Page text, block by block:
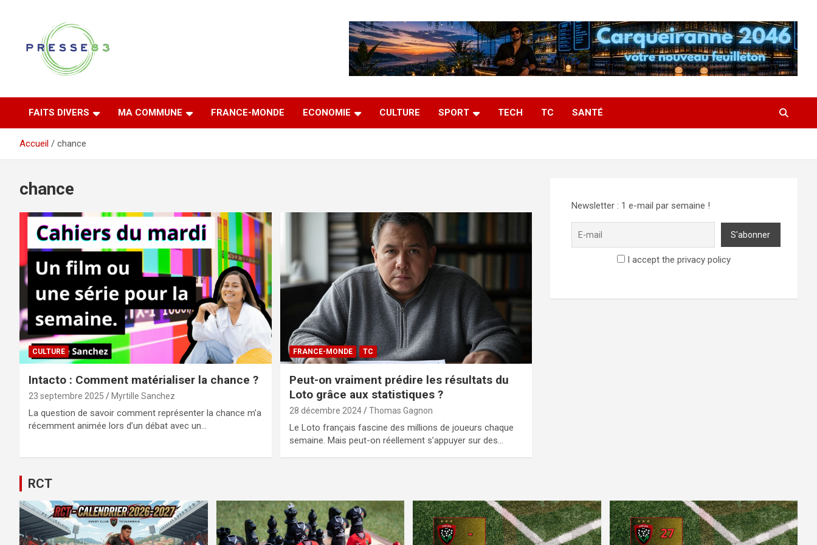
Presse 83
FAITS DIVERS MA COMMUNE FRANCE-MONDE ECONOMIE CULTURE SPORT TECH TC SANTÉ
Accueil chance
chance
CULTURE
Intacto : Comment matérialiser la chance ?
23 septembre 2025 Myrtille Sanchez
La question de savoir comment représenter la chance m’a
récemment animée lors d’un débat avec un…
FRANCE-MONDE TC
Peut-on vraiment prédire les résultats du
Loto grâce aux statistiques ?
28 décembre 2024 Thomas Gagnon
Le Loto français fascine des millions de joueurs chaque
semaine. Mais peut-on réellement s’appuyer sur des…
Newsletter : 1 e-mail par semaine !
I accept the privacy policy
RCT